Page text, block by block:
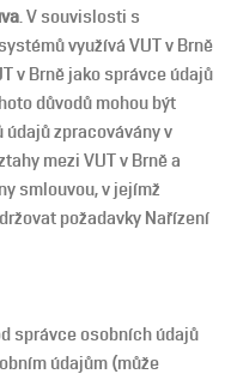
. V souvislosti s
využívá VUT v Brně
v Brně jako správce údajů
důvodů mohou být
zpracovávány v
mezi VUT v Brně a
smlouvou, v jejímž
požadavky Nařízení
správce osobních údajů
údajům (může